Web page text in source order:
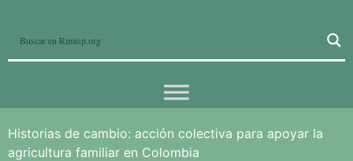
Historias de cambio: acción colectiva para apoyar la
agricultura familiar en Colombia